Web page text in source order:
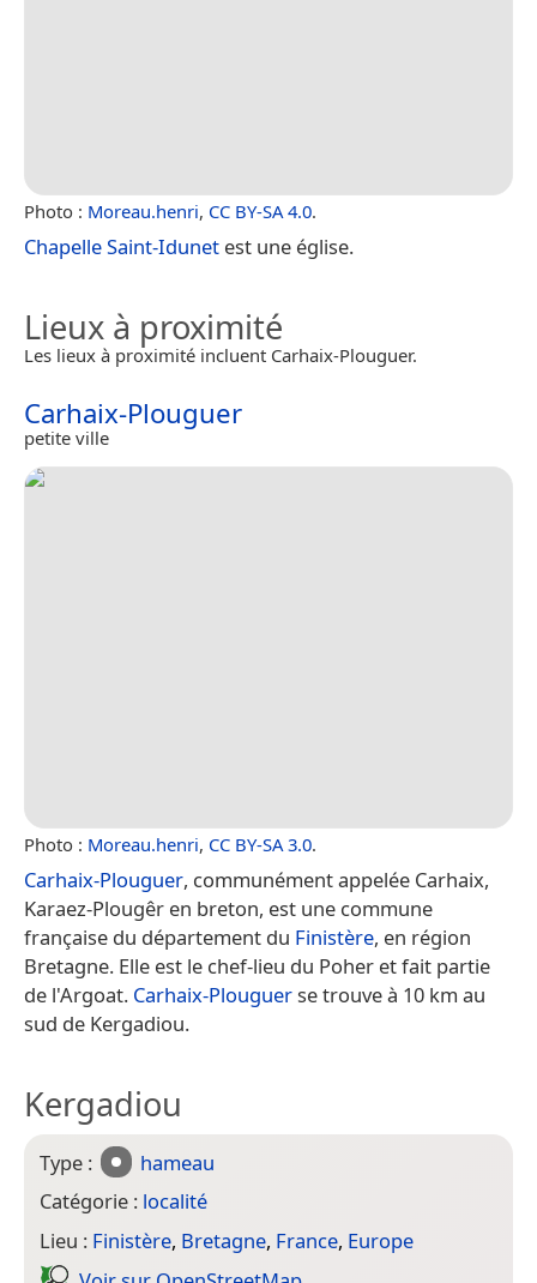
Photo : Moreau.henri, CC BY-SA 4.0.
Chapelle Saint-Idunet est une église.
Lieux à proximité
Les lieux à proximité incluent Carhaix-Plouguer.
Carhaix-Plouguer
petite ville
Photo : Moreau.henri, CC BY-SA 3.0.
Carhaix-Plouguer, communément appelée Carhaix,
Karaez-Plougêr en breton, est une commune
française du département du Finistère, en région
Bretagne. Elle est le chef-lieu du Poher et fait partie
de l'Argoat. Carhaix-Plouguerse trouve à 10 km au
sud de Kergadiou.
Kergadiou
Type :
hameau
Catégorie : localité
Lieu : Finistère, Bretagne, France, Europe